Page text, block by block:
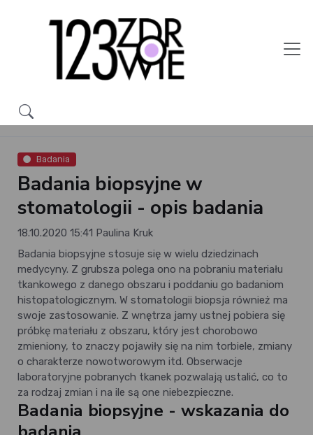
Badania
Badania biopsyjne w
stomatologii - opis badania
18.10.2020 15:41 Paulina Kruk
Badania biopsyjne stosuje się w wielu dziedzinach
medycyny. Z grubsza polega ono na pobraniu materiału
tkankowego z danego obszaru i poddaniu go badaniom
histopatologicznym. W stomatologii biopsja również ma
swoje zastosowanie. Z wnętrza jamy ustnej pobiera się
próbkę materiału z obszaru, który jest chorobowo
zmieniony, to znaczy pojawiły się na nim torbiele, zmiany
o charakterze nowotworowym itd. Obserwacje
laboratoryjne pobranych tkanek pozwalają ustalić, co to
za rodzaj zmian i na ile są one niebezpieczne.
Badania biopsyjne - wskazania do